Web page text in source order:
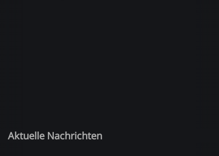
Aktuelle Nachrichten